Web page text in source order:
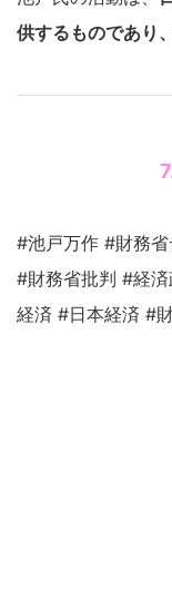
供するものであり
#池戸万作 #財務
#財務省批判 #経
経済 #日本経済 #